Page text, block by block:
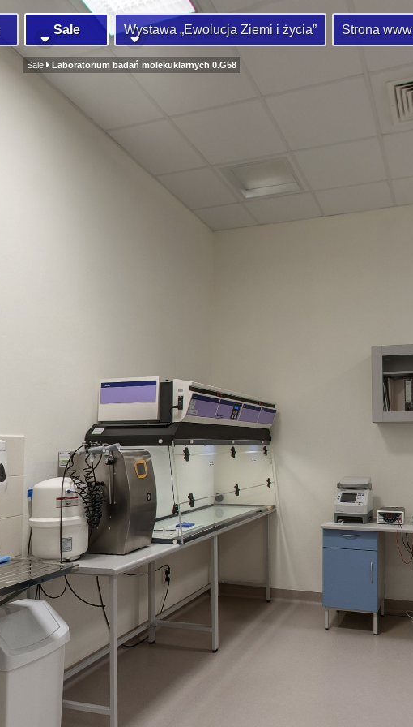
https://cepuj.wkraj.pl
Mapa serwisu
Sale Wystawa „Ewolucja Ziemi i życia” Strona www
Sale Laboratorium badań molekuklarnych 0.G58